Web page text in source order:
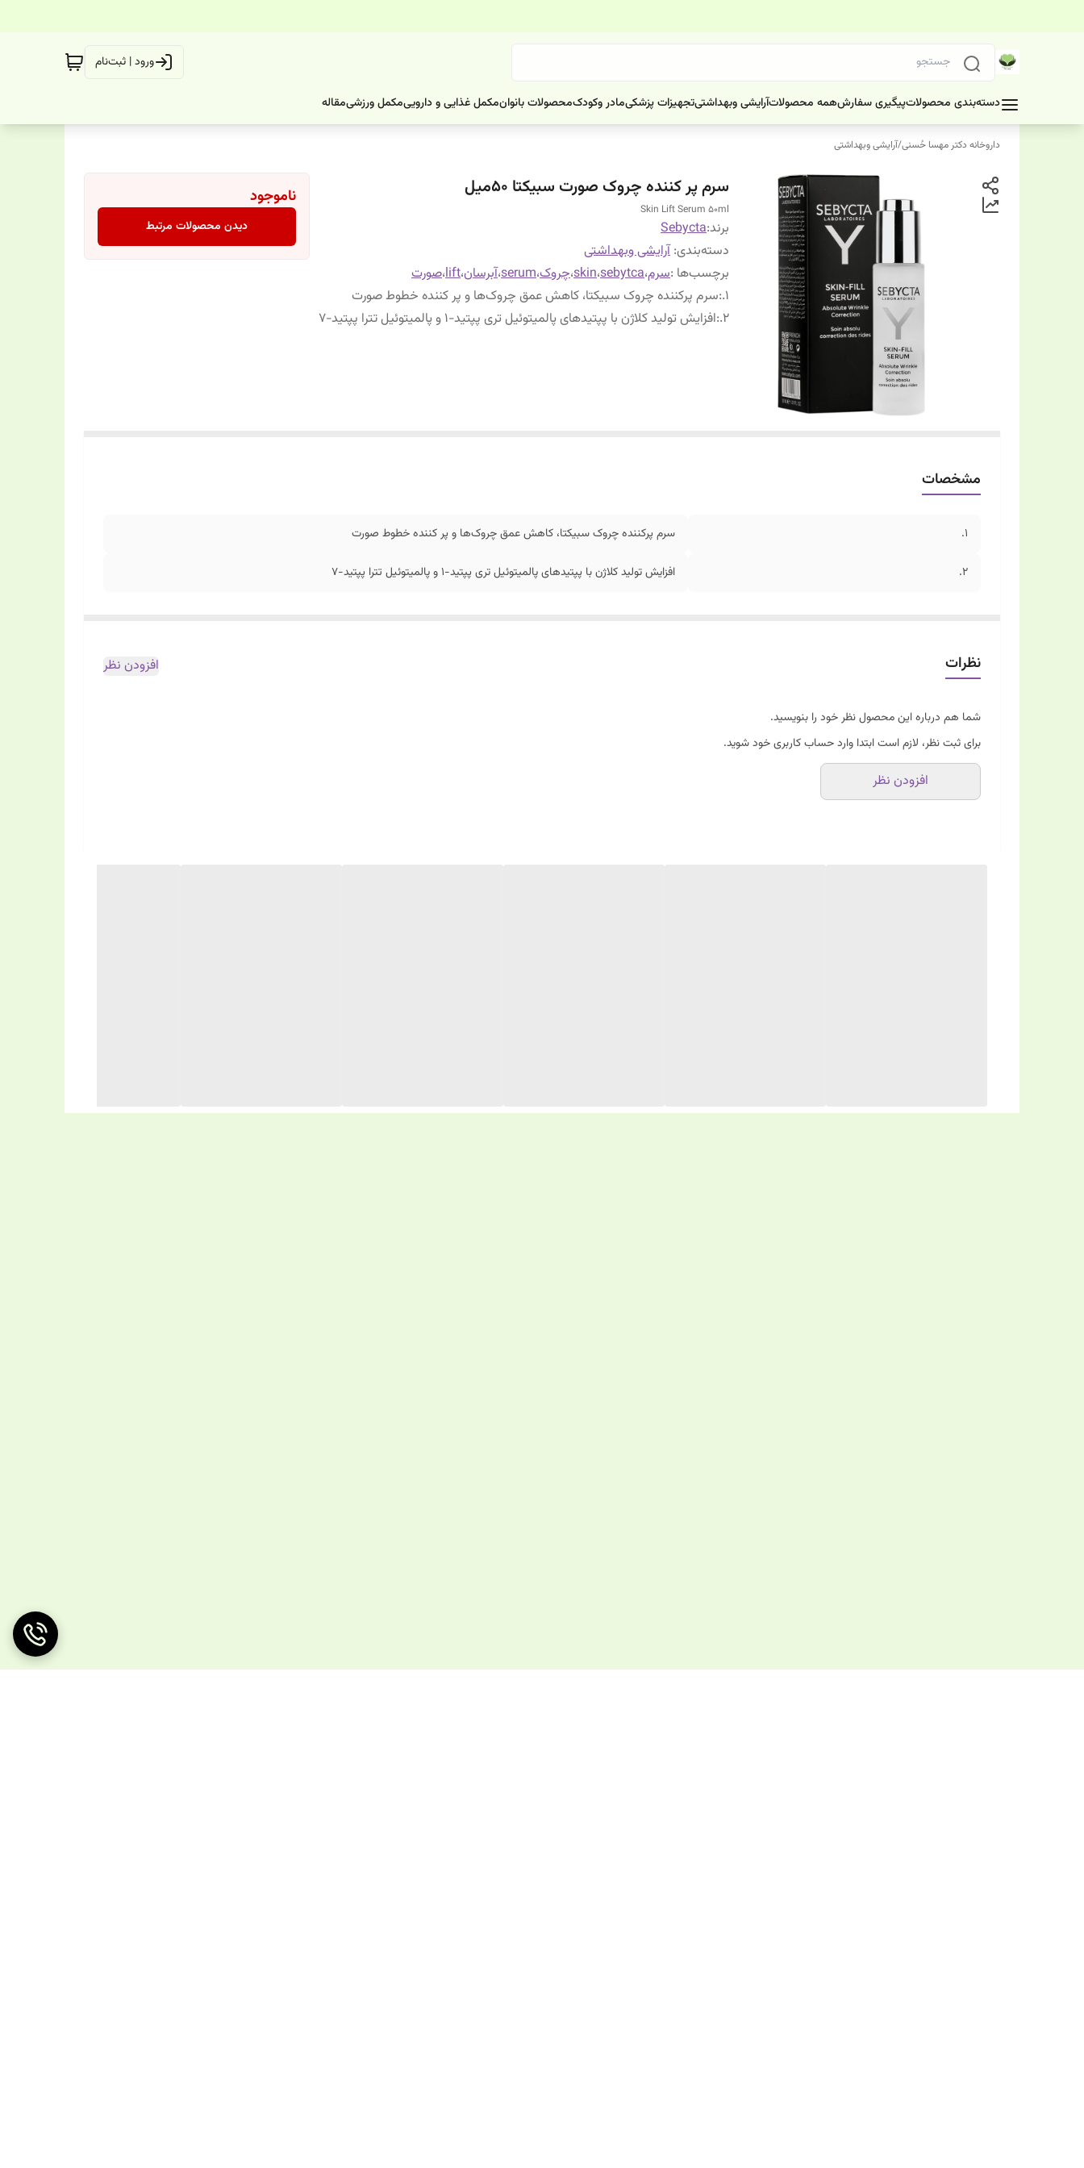
ورود | ثبت‌نام
دسته‌بندی محصولاتپیگیری سفارشهمه محصولاتآرایشی وبهداشتیتجهیزات پزشکیمادر وکودکمحصولات بانوانمکمل غذایی و داروییمکمل ورزشیمقاله
داروخانه دکتر مهسا حُسنی/آرایشی وبهداشتی
سرم پر کننده چروک صورت سبیکتا 50میل
Skin Lift Serum 50ml
برند:Sebycta
دسته‌بندی:آرایشی وبهداشتی
برچسب‌ها :سرم،sebytca،skin،چروک،serum،آبرسان،lift،صورت
1.
:سرم پرکننده چروک سبیکتا، کاهش عمق چروک‌ها و پر کننده خطوط صورت
2.
:افزایش تولید کلاژن با پپتیدهای پالمیتوئیل تری پپتید-1 و پالمیتوئیل تترا پپتید-7
ناموجود
دیدن محصولات مرتبط
مشخصات
1. سرم پرکننده چروک سبیکتا، کاهش عمق چروک‌ها و پر کننده خطوط صورت
2. افزایش تولید کلاژن با پپتیدهای پالمیتوئیل تری پپتید-1 و پالمیتوئیل تترا پپتید-7
نظرات افزودن نظر
شما هم درباره این محصول نظر خود را بنویسید.
برای ثبت نظر، لازم است ابتدا وارد حساب کاربری خود شوید.
افزودن نظر